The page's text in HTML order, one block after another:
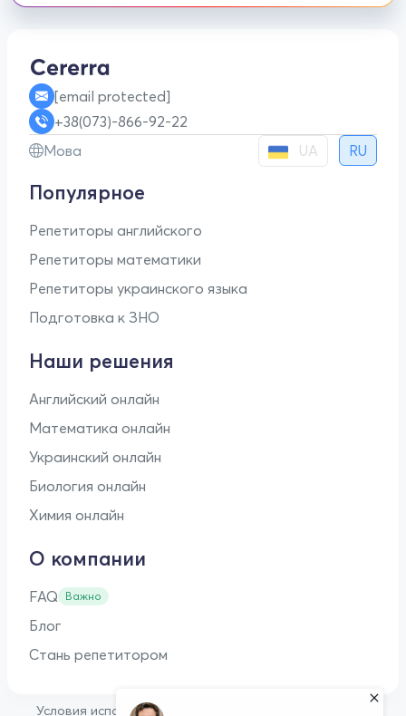
[email protected]
+38(073)-866-92-22
Мова
UA RU
Популярное
Репетиторы английского
Репетиторы математики
Репетиторы украинского языка
Подготовка к ЗНО
Наши решения
Английский онлайн
Математика онлайн
Украинский онлайн
Биология онлайн
Химия онлайн
О компании
FAQ Важно
Блог
Стань репетитором
Условия использования